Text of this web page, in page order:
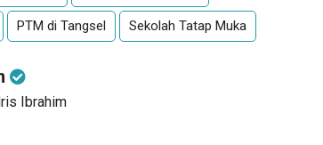
PTM di Tangsel Sekolah Tatap Muka
Ibrahim